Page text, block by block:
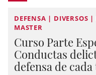
DEFENSA | DIVERSOS
MASTER
Curso Parte
Conductas
defensa de